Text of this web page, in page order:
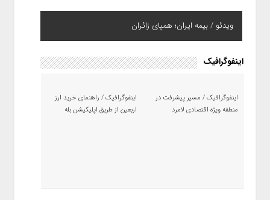
ویدئو / بیمه ایران؛ همپای زائران
اینفوگرافیک
اینفوگرافیک / مسیر پیشرفت در
منطقه ویژه اقتصادی لامرد
اینفوگرافیک / راهنمای خرید ارز
اربعین از طریق اپلیکیشن بله